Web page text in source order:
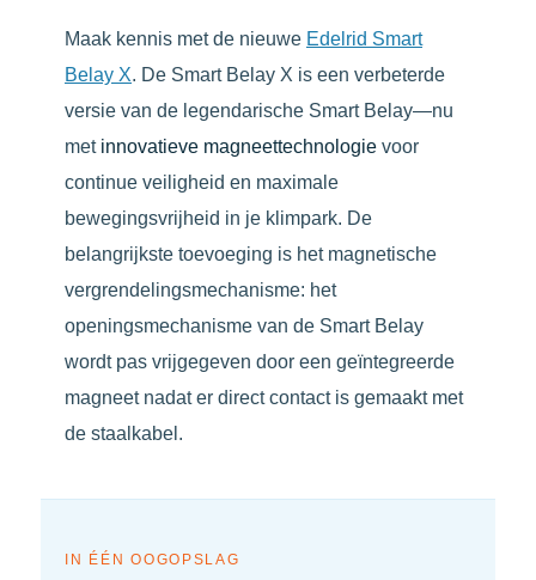
Maak kennis met de nieuwe Edelrid Smart
Belay X. De Smart Belay X is een verbeterde
versie van de legendarische Smart Belay—nu
met innovatieve magneettechnologie voor
continue veiligheid en maximale
bewegingsvrijheid in je klimpark. De
belangrijkste toevoeging is het magnetische
vergrendelingsmechanisme: het
openingsmechanisme van de Smart Belay
wordt pas vrijgegeven door een geïntegreerde
magneet nadat er direct contact is gemaakt met
de staalkabel.
IN ÉÉN OOGOPSLAG